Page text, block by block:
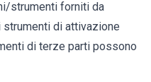
strumenti forniti da
di attivazione
di terze parti possono